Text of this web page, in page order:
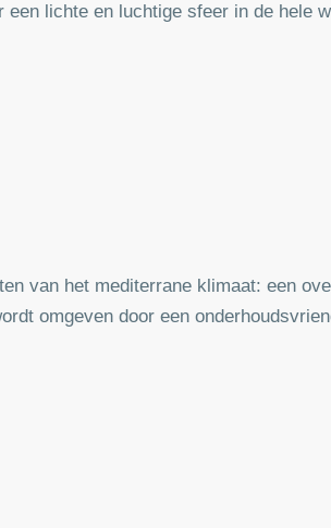
lichte en luchtige sfeer in de hele
van het mediterrane klimaat: een
omgeven door een